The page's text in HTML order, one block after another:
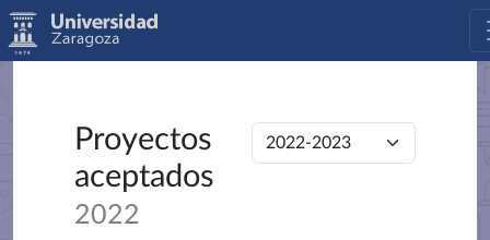
Proyectos
aceptados
2022